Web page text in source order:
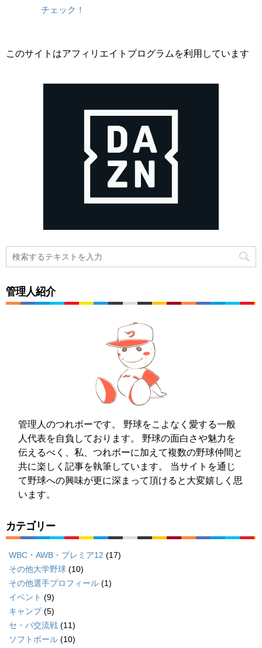
チェック！
このサイトはアフィリエイトプログラムを利用しています
管理人紹介
管理人のつれボーです。 野球をこよなく愛する一般
人代表を自負しております。 野球の面白さや魅力を
伝えるべく、私、つれボーに加えて複数の野球仲間と
共に楽しく記事を執筆しています。 当サイトを通じ
て野球への興味が更に深まって頂けると大変嬉しく思
います。
カテゴリー
WBC・AWB・プレミア12 (17)
その他大学野球 (10)
その他選手プロフィール (1)
イベント (9)
キャンプ(5)
セ・パ交流戦 (11)
ソフトボール (10)